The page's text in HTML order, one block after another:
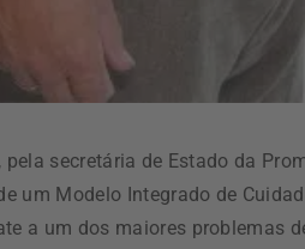
secretária de Estado da
um Modelo Integrado de
a um dos maiores problemas